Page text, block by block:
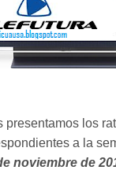
los
a la
noviembre de